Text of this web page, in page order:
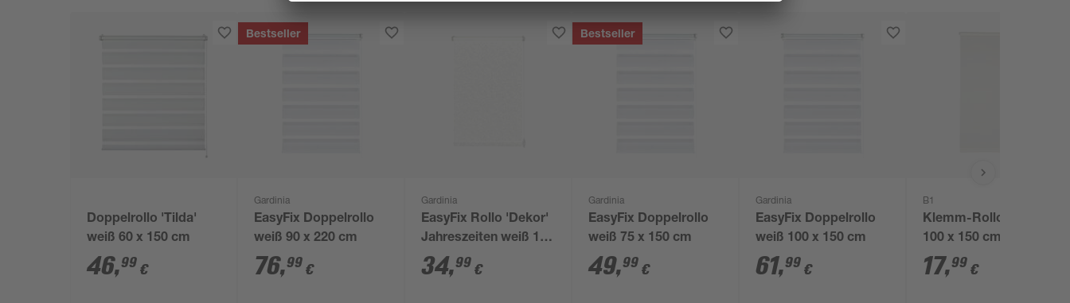
Doppelrollo 'Tilda'
weiß 60 x 150 cm
46,99 €
Bestseller
Gardinia
EasyFix Doppelrollo
weiß 90 x 220 cm
76,99 €
Gardinia
EasyFix Rollo 'Dekor'
Jahreszeiten weiß 100
x 150 cm
34,99 €
Bestseller
Gardinia
EasyFix Doppelrollo
weiß 75 x 150 cm
49,99 €
Gardinia
EasyFix Doppelrollo
weiß 100 x 150 cm
61,99 €
B1
Klemm-Rollo beige
100 x 150 cm
17,99 €